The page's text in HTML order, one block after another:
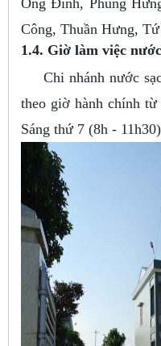
Ông Đình, Phùng
Công, Thuần Hưng,
1.4. Giờ làm việc
Chi nhánh nước
theo giờ hành chính
Sáng thứ 7 (8h - 11h30)